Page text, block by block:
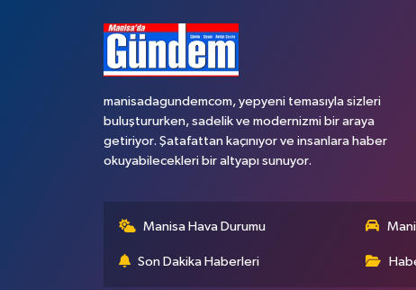
manisadagundemcom, yepyeni temasıyla sizleri
buluştururken, sadelik ve modernizmi bir araya
getiriyor. Şatafattan kaçınıyor ve insanlara haber
okuyabilecekleri bir altyapı sunuyor.
Manisa Hava Durumu
Son Dakika Haberleri